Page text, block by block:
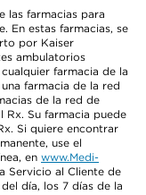
las farmacias para
En estas farmacias, se
por Kaiser
ambulatorios
farmacia de la
farmacia de la red
de la red de
Rx. Su farmacia puede
Si quiere encontrar
use el
en www.Medi-
Servicio al Cliente de
día, los 7 días de la